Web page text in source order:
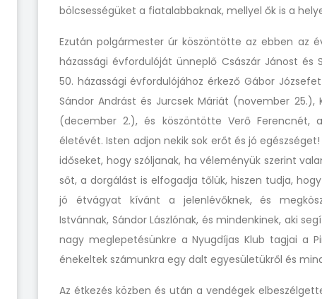
bölcsességüket a fiatalabbaknak, mellyel ők is a
Ezután polgármester úr köszöntötte az ebben az
házassági évfordulóját ünneplő Császár Jánost és
50. házassági évfordulójához érkező Gábor
Sándor Andrást és Jurcsek Máriát (november 25.),
(december 2.), és köszöntötte Verő
életévét. Isten adjon nekik sok erőt és jó
időseket, hogy szóljanak, ha véleményük szerint
sőt, a dorgálást is elfogadja tőlük, hiszen tudja,
jó étvágyat kívánt a jelenlévőknek, és
Istvánnak, Sándor Lászlónak, és mindenkinek, aki
nagy meglepetésünkre a Nyugdíjas Klub tagjai a
énekeltek számunkra egy dalt egyesületükről és
Az étkezés közben és után a vendégek